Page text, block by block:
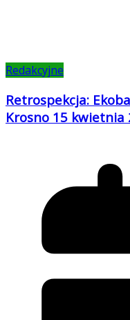
Redakcyjne
Retrospekcja:
Krosno 15 kwietnia